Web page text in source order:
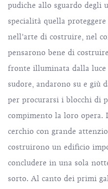
pudiche allo sguardo degli
specialità quella
nell’arte di costruire, nel
pensarono bene di
fronte illuminata dalla
sudore, andarono su e giù
per procurarsi i blocchi di
compimento la loro opera.
cerchio con grande
costruirono un edificio
concludere in una sola
sorto. Al canto dei primi